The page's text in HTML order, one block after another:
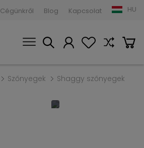
Cégünkről Blog Kapcsolat HU
Szőnyegek Shaggy szőnyegek